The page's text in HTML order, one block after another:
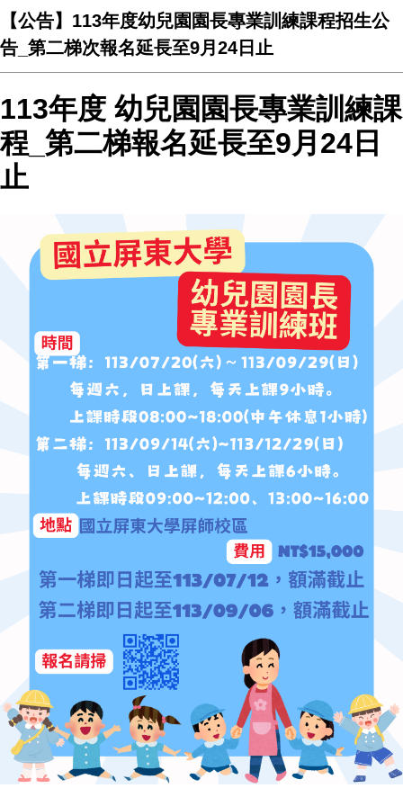
【公告】113年度幼兒園園長專業訓練課程招生公
告_第二梯次報名延長至9月24日止
113年度 幼兒園園長專業訓練課
程_第二梯報名延長至9月24日
止